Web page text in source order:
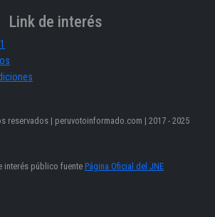
Link de interés
reservados | peruvotoinformado.com | 2017 - 2025
interés público fuentePágina Oficial del JNE